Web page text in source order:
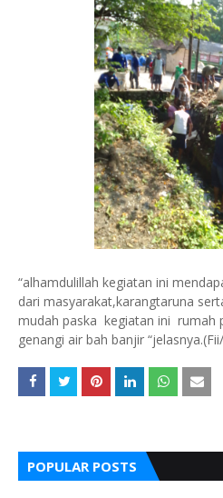
“alhamdulillah kegiatan ini
dari masyarakat,karangtaruna
mudah paska kegiatan ini rumah
genangi air bah banjir
POPULAR POSTS